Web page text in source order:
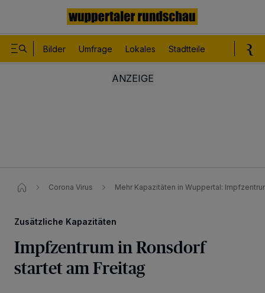
Bilder Umfrage Lokales Stadtteile
Corona Virus Mehr Kapazitäten in Wuppertal:
Zusätzliche Kapazitäten
Impfzentrum in Ronsdorf
startet am Freitag